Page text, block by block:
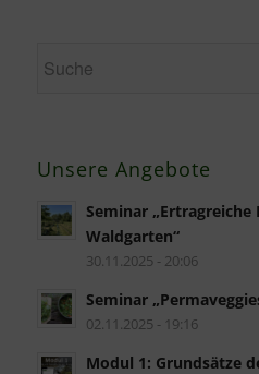
Unsere Angebote
Seminar
Waldgarten“
30.11.2025 - 20:06
Seminar
02.11.2025 - 19:16
Modul 1: Grundsätze